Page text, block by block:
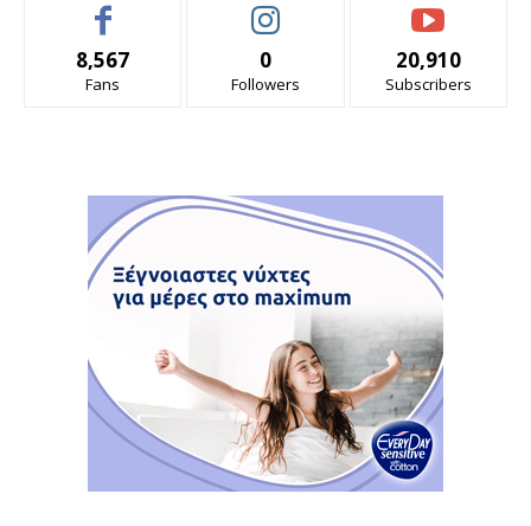
8,567
Fans
0
Followers
20,910
Subscribers